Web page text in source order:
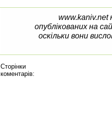
www.kaniv.net
опублікованих на
оскільки вони
Сторінки
коментарів: